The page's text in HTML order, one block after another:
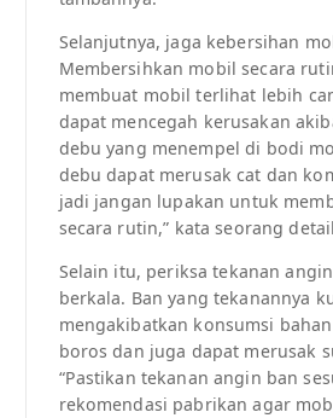
Selanjutnya, jaga kebersihan
Membersihkan mobil secara
membuat mobil terlihat lebih
dapat mencegah kerusakan
debu yang menempel di bodi
debu dapat merusak cat dan
jadi jangan lupakan untuk
secara rutin,” kata seorang
Selain itu, periksa tekanan
berkala. Ban yang tekanannya
mengakibatkan konsumsi
boros dan juga dapat merusak
“Pastikan tekanan angin ban
rekomendasi pabrikan agar